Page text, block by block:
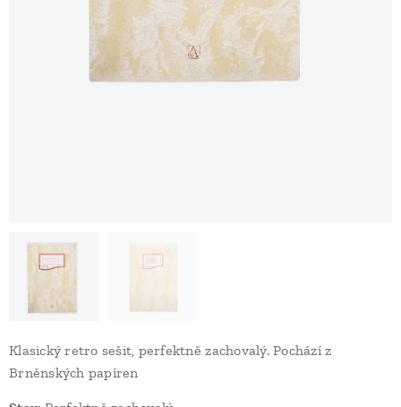
Klasický retro sešit, perfektně zachovalý. Pochází z
Brněnských papíren